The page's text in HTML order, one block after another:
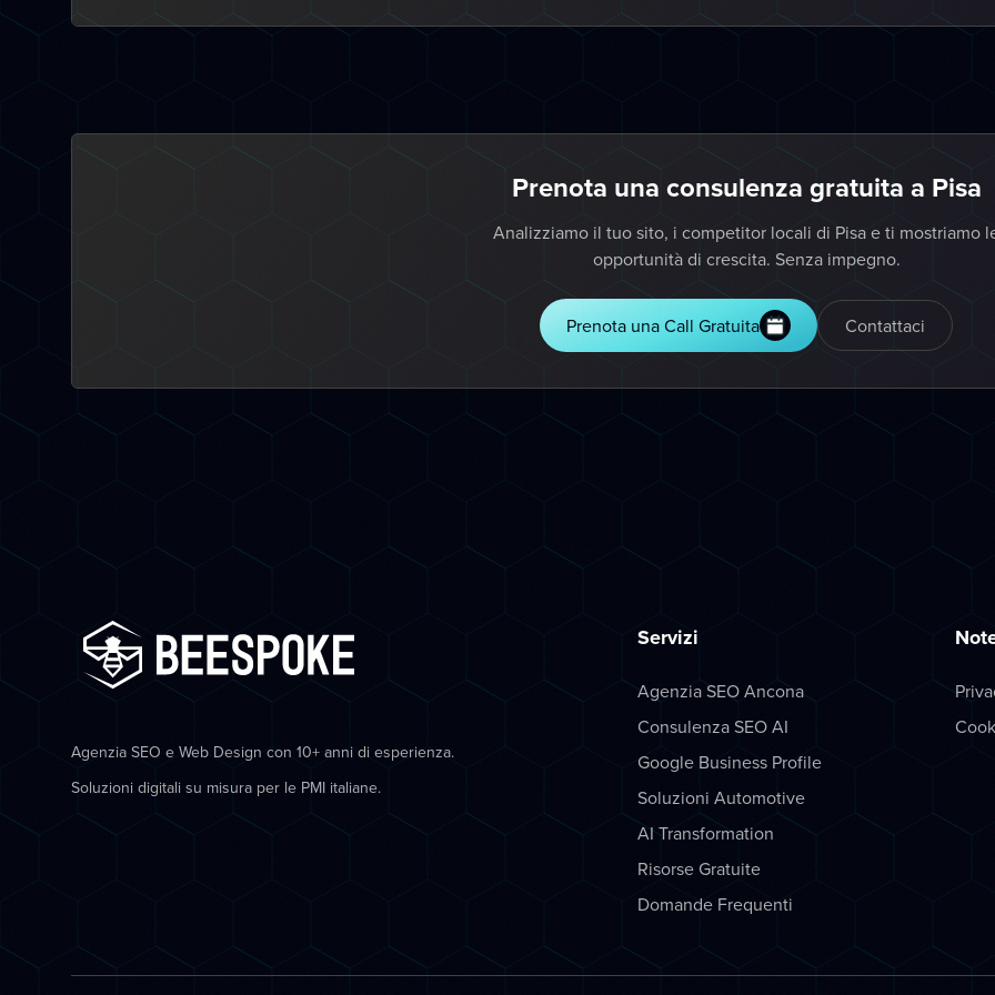
Prenota una consulenza gratuita a Pisa
Analizziamo il tuo sito, i competitor locali di Pisa e ti mostriamo
opportunità di crescita. Senza impegno.
Prenota una Call Gratuita Contattaci
Agenzia SEO e Web Design con 10+ anni di esperienza.
Soluzioni digitali su misura per le PMI italiane.
Servizi
Agenzia SEO Ancona
Consulenza SEO AI
Google Business Profile
Soluzioni Automotive
AI Transformation
Risorse Gratuite
Domande Frequenti